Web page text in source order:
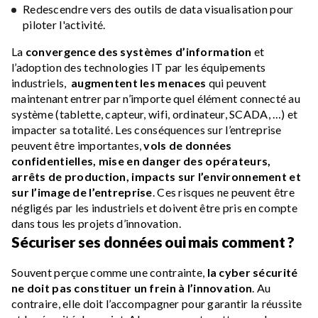
Redescendre vers des outils de data visualisation pour
piloter l'activité.
La convergence des systèmes d’information et
l’adoption des technologies IT par les équipements
industriels, augmentent les menaces qui peuvent
maintenant entrer par n’importe quel élément connecté au
système (tablette, capteur, wifi, ordinateur, SCADA, …) et
impacter sa totalité. Les conséquences sur l’entreprise
peuvent être importantes,vols de données
confidentielles, mise en danger des opérateurs,
arrêts de production, impacts sur l’environnement et
sur l’image de l’entreprise . Ces risques ne peuvent être
négligés par les industriels et doivent être pris en compte
dans tous les projets d’innovation.
Sécuriser ses données oui mais comment ?
Souvent perçue comme une contrainte, la cyber sécurité
ne doit pas constituer un frein à l’innovation. Au
contraire, elle doit l’accompagner pour garantir la réussite